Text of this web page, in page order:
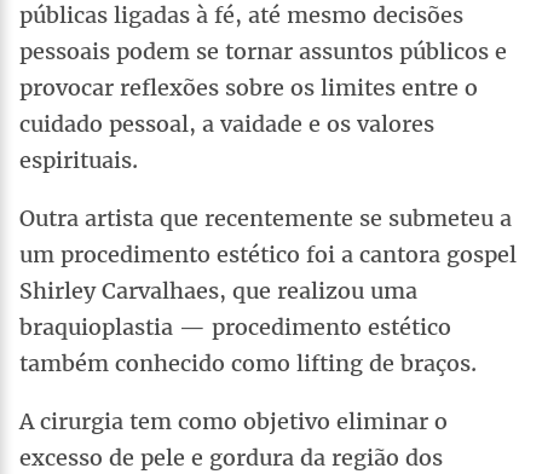
públicas ligadas à fé, até mesmo decisões
pessoais podem se tornar assuntos públicos e
provocar reflexões sobre os limites entre o
cuidado pessoal, a vaidade e os valores
espirituais.
Outra artista que recentemente se submeteu a
um procedimento estético foi a cantora gospel
Shirley Carvalhaes, que realizou uma
braquioplastia — procedimento estético
também conhecido como lifting de braços.
A cirurgia tem como objetivo eliminar o
excesso de pele e gordura da região dos